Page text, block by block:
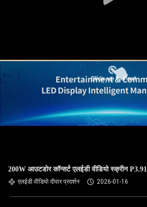
200W आउटडोर कॉन्सर्ट एलईडी वीडियो स्क्रीन
एलईडी वीडियो दीवार प्रदर्शन 2026-01-16